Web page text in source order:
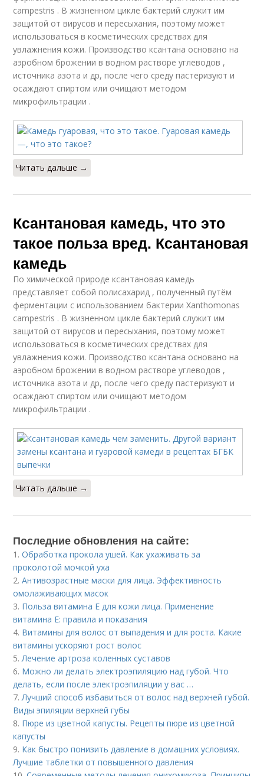
campestris . В жизненном цикле бактерий служит им
защитой от вирусов и пересыхания, поэтому может
использоваться в косметических средствах для
увлажнения кожи. Производство ксантана основано на
аэробном брожении в водном растворе углеводов ,
источника азота и др, после чего среду пастеризуют и
осаждают спиртом или очищают методом
микрофильтрации .
Читать дальше →
Ксантановая камедь, что это
такое польза вред. Ксантановая
камедь
По химической природе ксантановая камедь
представляет собой полисахарид , полученный путём
ферментации с использованием бактерии Xanthomonas
campestris . В жизненном цикле бактерий служит им
защитой от вирусов и пересыхания, поэтому может
использоваться в косметических средствах для
увлажнения кожи. Производство ксантана основано на
аэробном брожении в водном растворе углеводов ,
источника азота и др, после чего среду пастеризуют и
осаждают спиртом или очищают методом
микрофильтрации .
Читать дальше →
Последние обновления на сайте:
1.Обработка прокола ушей. Как ухаживать за
проколотой мочкой уха
2.Антивозрастные маски для лица. Эффективность
омолаживающих масок
3. Польза витамина Е для кожи лица. Применение
витамина E: правила и показания
4. Витамины для волос от выпадения и для роста. Какие
витамины ускоряют рост волос
5.Лечение артроза коленных суставов
6. Можно ли делать электроэпиляцию над губой. Что
делать, если после электроэпиляции у вас …
7.Лучший способ избавиться от волос над верхней губой.
Виды эпиляции верхней губы
8. Пюре из цветной капусты. Рецепты пюре из цветной
капусты
9. Как быстро понизить давление в домашних условиях.
Лучшие таблетки от повышенного давления